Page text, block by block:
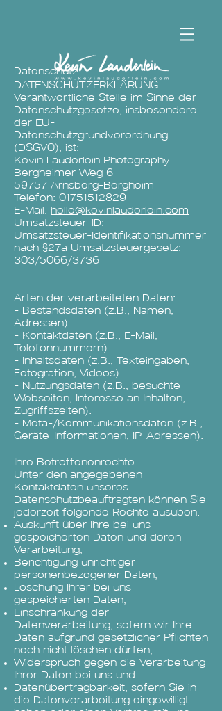
Datenschutz
DATENSCHUTZERKLÄRUNG
Verantwortliche Stelle im Sinne der
Datenschutzgesetze, insbesondere
der EU-
Datenschutzgrundverordnung
(DSGVO), ist:
Kevin Lauderlein Photography
Bergheimer Weg 6
59757 Arnsberg-Bergheim
Telefon: 01751512829
E-Mail: hello@kevinlauderlein.com
Umsatzsteuer-ID:
Umsatzsteuer-Identifikationsnummer
nach §27a Umsatzsteuergesetz:
303/5066/3736
Arten der verarbeiteten Daten:
- Bestandsdaten (z.B., Namen,
Adressen).
- Kontaktdaten (z.B., E-Mail,
Telefonnummern).
- Inhaltsdaten (z.B., Texteingaben,
Fotografien, Videos).
- Nutzungsdaten (z.B., besuchte
Webseiten, Interesse an Inhalten,
Zugriffszeiten).
- Meta-/Kommunikationsdaten (z.B.,
Geräte-Informationen, IP-Adressen).
Ihre Betroffenenrechte
Unter den angegebenen
Kontaktdaten unseres
Datenschutzbeauftragten können Sie
jederzeit folgende Rechte ausüben:
Auskunft über Ihre bei uns
gespeicherten Daten und deren
Verarbeitung,
Berichtigung unrichtiger
personenbezogener Daten,
Löschung Ihrer bei uns
gespeicherten Daten,
Einschränkung der
Datenverarbeitung, sofern wir Ihre
Daten aufgrund gesetzlicher Pflichten
noch nicht löschen dürfen,
Widerspruch gegen die Verarbeitung
Ihrer Daten bei uns und
Datenübertragbarkeit, sofern Sie in
die Datenverarbeitung eingewilligt